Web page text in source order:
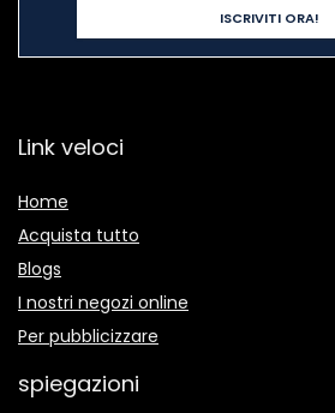
Link veloci
Home
Acquista tutto
Blogs
I nostri negozi online
Per pubblicizzare
spiegazioni